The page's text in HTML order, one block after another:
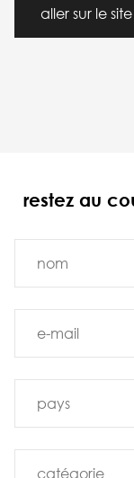
aller sur le
restez au